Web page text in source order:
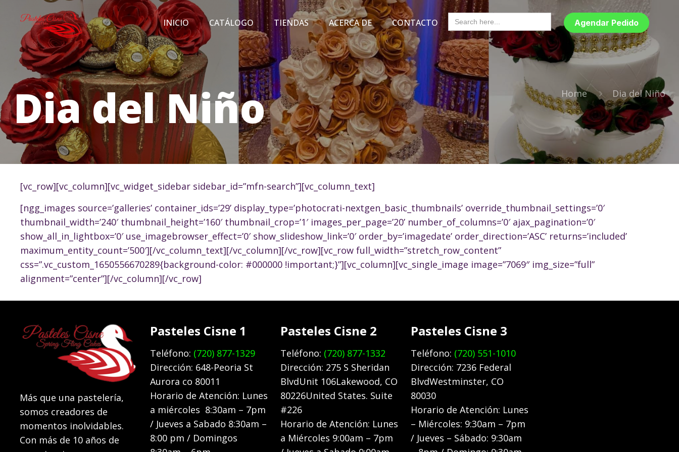
INICIO CATÁLOGO TIENDAS ACERCA DE CONTACTO
Search
for:
Agendar Pedido
Dia del Niño Home Dia del Niño
[vc_row][vc_column][vc_widget_sidebar sidebar_id=”mfn-search”][vc_column_text]
[ngg_images source=’galleries’ container_ids=’29’ display_type=’photocrati-nextgen_basic_thumbnails’ override_thumbnail_settings=’0′
thumbnail_width=’240′ thumbnail_height=’160′ thumbnail_crop=’1′ images_per_page=’20’ number_of_columns=’0′ ajax_pagination=’0′
show_all_in_lightbox=’0′ use_imagebrowser_effect=’0′ show_slideshow_link=’0′ order_by=’imagedate’ order_direction=’ASC’ returns=’included’
maximum_entity_count=’500′][/vc_column_text][/vc_column][/vc_row][vc_row full_width=”stretch_row_content”
css=”.vc_custom_1650556670289{background-color: #000000 !important;}”][vc_column][vc_single_image image=”7069″ img_size=”full”
alignment=”center”][/vc_column][/vc_row]
Más que una pastelería,
somos creadores de
momentos inolvidables.
Con más de 10 años de
Pasteles Cisne 1
Teléfono: (720) 877-1329
Dirección: 648-Peoria St
Aurora co 80011
Horario de Atención: Lunes
a miércoles 8:30am – 7pm
/ Jueves a Sabado 8:30am –
8:00 pm / Domingos
Pasteles Cisne 2
Teléfono: (720) 877-1332
Dirección: 275 S Sheridan
BlvdUnit 106Lakewood, CO
80226United States. Suite
#226
Horario de Atención: Lunes
a Miércoles 9:00am – 7pm
Pasteles Cisne 3
Teléfono: (720) 551-1010
Dirección: 7236 Federal
BlvdWestminster, CO
80030
Horario de Atención: Lunes
– Miércoles: 9:30am – 7pm
/ Jueves – Sábado: 9:30am